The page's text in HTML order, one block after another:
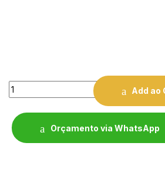
Quantity
Add ao
Orçamento via WhatsApp